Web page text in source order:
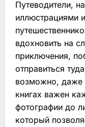
Путеводители,
иллюстрациями
вдохновить на
приключения,
отправиться
возможно, даже
книгах важен
фотографии до
который